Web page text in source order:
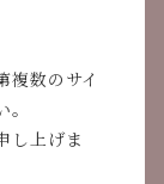
複数のサイ
し上げま